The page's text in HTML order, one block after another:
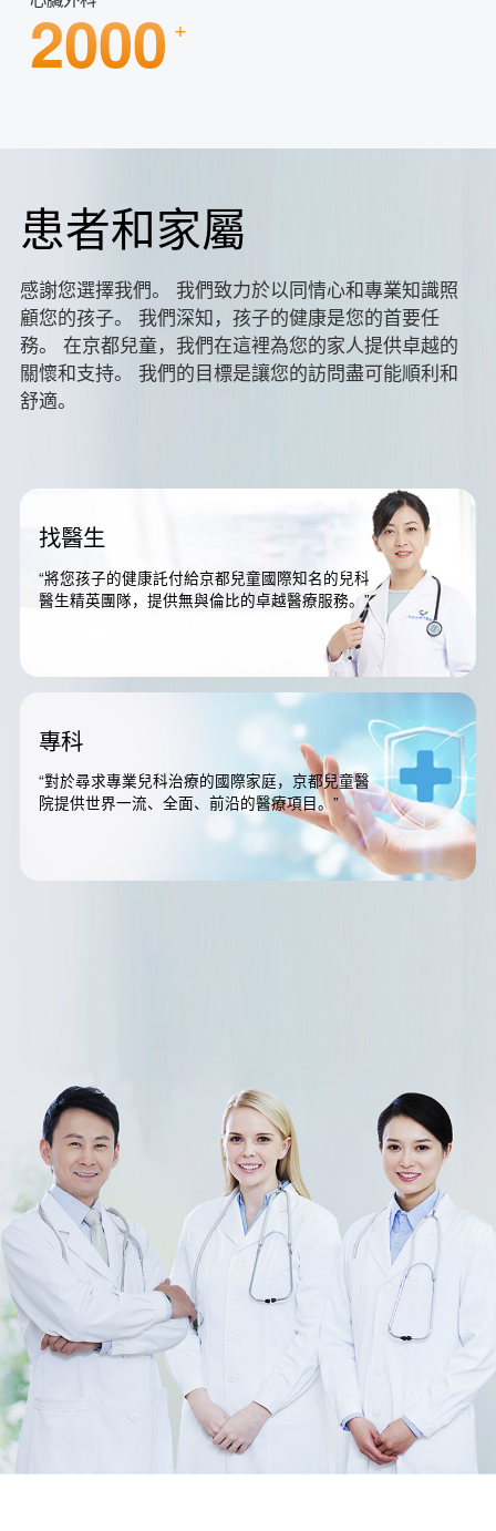
2000 +
患者和家屬
感謝您選擇我們。 我們致力於以同情心和專業知識照
顧您的孩子。 我們深知，孩子的健康是您的首要任
務。 在京都兒童，我們在這裡為您的家人提供卓越的
關懷和支持。 我們的目標是讓您的訪問盡可能順利和
舒適。
找醫生
“將您孩子的健康託付給京都兒童國際知名的兒科
醫生精英團隊，提供無與倫比的卓越醫療服務。”
專科
“對於尋求專業兒科治療的國際家庭，京都兒童醫
院提供世界一流、全面、前沿的醫療項目。”